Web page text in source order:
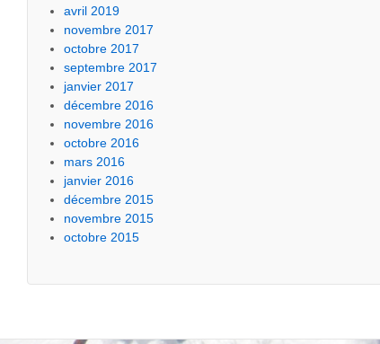
avril 2019
novembre 2017
octobre 2017
septembre 2017
janvier 2017
décembre 2016
novembre 2016
octobre 2016
mars 2016
janvier 2016
décembre 2015
novembre 2015
octobre 2015